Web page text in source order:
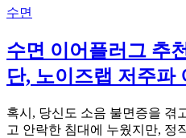
수면
수면 이어플러그 추
단, 노이즈랩 저주파
혹시, 당신도 소음 불면증을 겪
고 안락한 침대에 누웠지만, 정